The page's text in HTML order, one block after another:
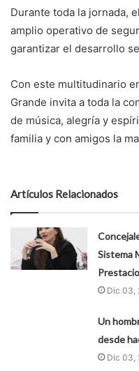
Durante toda la jornada,
amplio operativo de
garantizar el desarrollo
Con este multitudinario
Grande invita a toda la
de música, alegría y
familia y con amigos la
Artículos Relacionados
Sistema
Dic 03,
Un
desde
Dic 03,